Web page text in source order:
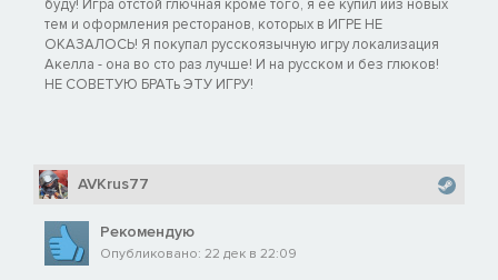
буду! Игра отстой глючная кроме того, я ее купил ииз новых
тем и оформления ресторанов, которых в ИГРЕ НЕ
ОКАЗАЛОСЬ! Я покупал русскоязычную игру локализация
Акелла - она во сто раз лучше! И на русском и без глюков!
НЕ СОВЕТУЮ БРАТь ЭТУ ИГРУ!
AVKrus77
Рекомендую
Опубликовано: 22 дек в 22:09